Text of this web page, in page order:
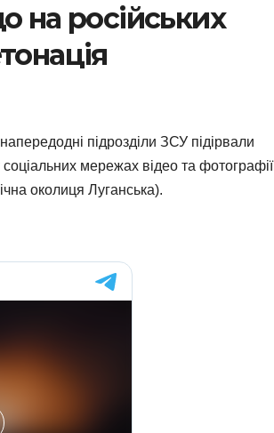
на російських
підрозділи ЗСУ підірвали
мережах відео та фотографії
околиця Луганська).